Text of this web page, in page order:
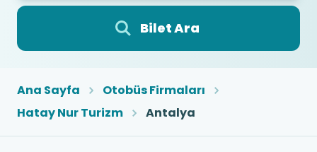
Bilet Ara
Ana Sayfa
Otobüs Firmaları
Hatay Nur Turizm
Antalya